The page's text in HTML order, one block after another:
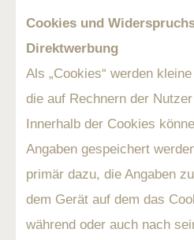
Cookies und
Direktwerbung
Als „Cookies“ werden
die auf Rechnern der
Innerhalb der Cookies
Angaben gespeichert
primär dazu, die Angaben
dem Gerät auf dem das
während oder auch nach